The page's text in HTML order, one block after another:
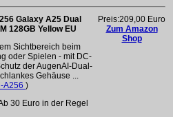
Galaxy A25 Dual
128GB Yellow EU
Sichtbereich beim
oder Spielen - mit DC-
der AugenAI-Dual-
Gehäuse ...
A256 )
30 Euro in der Regel
Preis:209,00 Euro
Zum Amazon
Shop